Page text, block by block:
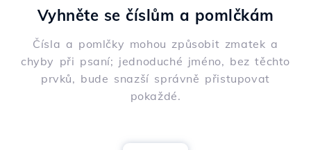
Vyhněte se číslům a pomlčkám
Čísla a pomlčky mohou způsobit zmatek a
chyby při psaní; jednoduché jméno, bez těchto
prvků, bude snazší správně přistupovat
pokaždé.